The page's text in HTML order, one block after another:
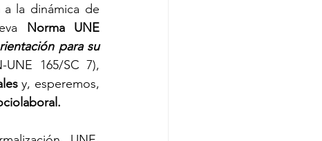
la dinámica de
Norma UNE
para su
UNE 165/SC 7),
y, esperemos,